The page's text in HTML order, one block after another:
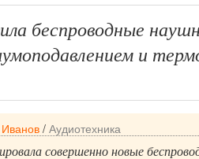
беспроводные
и
/ Аудиотехника
совершенно новые